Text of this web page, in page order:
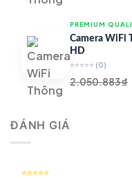
PREMIUM
Camera WiFi
HD
⭐⭐⭐⭐⭐ (0)
2.050.883₫
ĐÁNH GIÁ
⭐⭐⭐⭐⭐